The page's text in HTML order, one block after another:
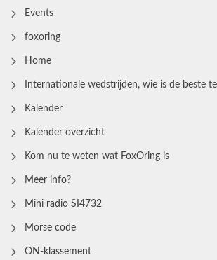
Events
foxoring
Home
Internationale wedstrijden, wie is de beste
Kalender
Kalender overzicht
Kom nu te weten wat FoxOring is
Meer info?
Mini radio SI4732
Morse code
ON-klassement